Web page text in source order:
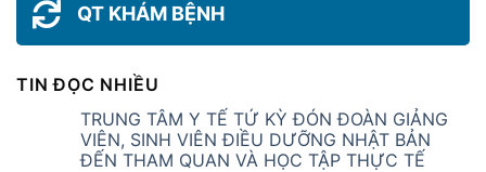
QT KHÁM BỆNH
TIN ĐỌC NHIỀU
TRUNG TÂM Y TẾ TỨ KỲ ĐÓN ĐOÀN GIẢNG
VIÊN, SINH VIÊN ĐIỀU DƯỠNG NHẬT BẢN
ĐẾN THAM QUAN VÀ HỌC TẬP THỰC TẾ